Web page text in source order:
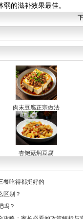
的滋补效果最佳。
肉末豆腐正宗做法
杏鲍菇焖豆腐
餐吃得都挺好的
区别？
吗？